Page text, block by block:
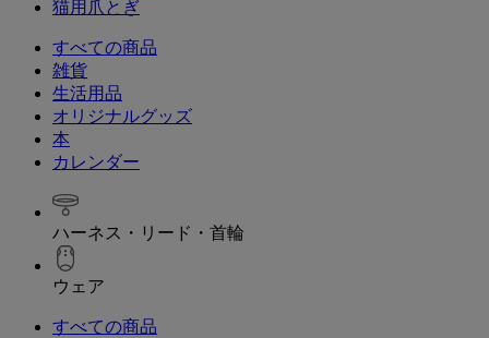
猫用爪とぎ
すべての商品
雑貨
生活用品
オリジナルグッズ
本
カレンダー
ハーネス・リード・首輪
ウェア
すべての商品